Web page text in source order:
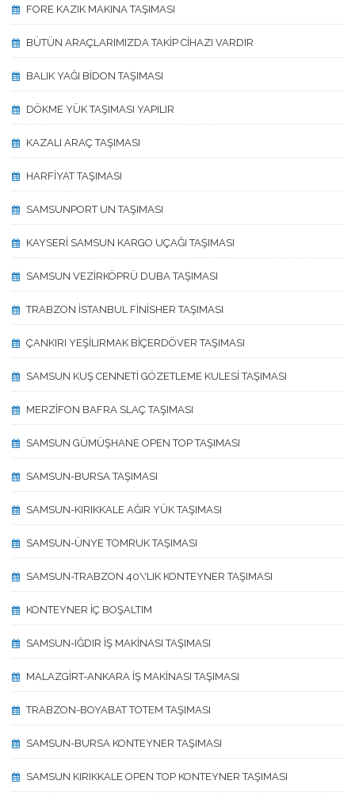
FORE KAZIK MAKINA TAŞIMASI
BÜTÜN ARAÇLARIMIZDA TAKİP CİHAZI VARDIR
BALIK YAĞI BİDON TAŞIMASI
DÖKME YÜK TAŞIMASI YAPILIR
KAZALI ARAÇ TAŞIMASI
HARFİYAT TAŞIMASI
SAMSUNPORT UN TAŞIMASI
KAYSERİ SAMSUN KARGO UÇAĞI TAŞIMASI
SAMSUN VEZİRKÖPRÜ DUBA TAŞIMASI
TRABZON İSTANBUL FİNİSHER TAŞIMASI
ÇANKIRI YEŞİLIRMAK BİÇERDÖVER TAŞIMASI
SAMSUN KUŞ CENNETİ GÖZETLEME KULESİ TAŞIMASI
MERZİFON BAFRA SLAÇ TAŞIMASI
SAMSUN GÜMÜŞHANE OPEN TOP TAŞIMASI
SAMSUN-BURSA TAŞIMASI
SAMSUN-KIRIKKALE AĞIR YÜK TAŞIMASI
SAMSUN-ÜNYE TOMRUK TAŞIMASI
SAMSUN-TRABZON 40\'LIK KONTEYNER TAŞIMASI
KONTEYNER İÇ BOŞALTIM
SAMSUN-IĞDIR İŞ MAKİNASI TAŞIMASI
MALAZGİRT-ANKARA İŞ MAKİNASI TAŞIMASI
TRABZON-BOYABAT TOTEM TAŞIMASI
SAMSUN-BURSA KONTEYNER TAŞIMASI
SAMSUN KIRIKKALE OPEN TOP KONTEYNER TAŞIMASI